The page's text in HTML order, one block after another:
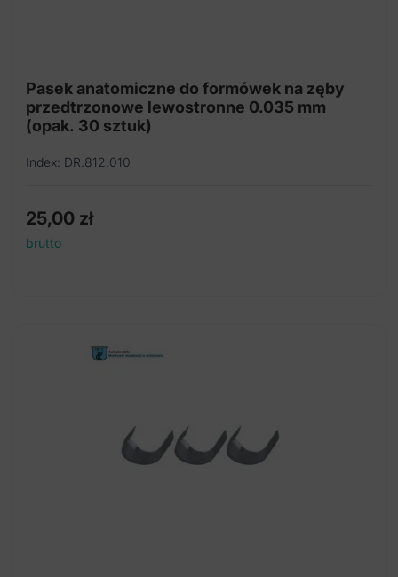
Pasek anatomiczne do formówek na zęby
przedtrzonowe lewostronne 0.035 mm
(opak. 30 sztuk)
Index: DR.812.010
25,00 zł
brutto